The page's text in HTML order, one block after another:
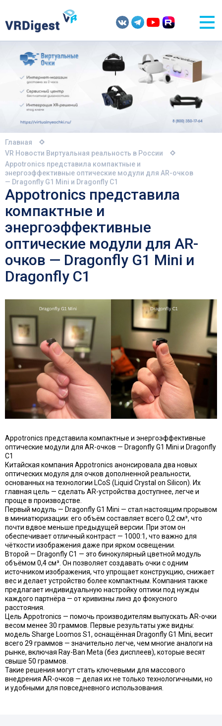
Главная
VR Новости Виртуальная реальность в России
Appotronics представила компактные и
энергоэффективные оптические модули для AR-очков
— Dragonfly G1 Mini и Dragonfly C1
Appotronics представила
компактные и
энергоэффективные
оптические модули для AR-
очков — Dragonfly G1 Mini и
Dragonfly C1
Appotronics представила компактные и энергоэффективные
оптические модули для AR-очков — Dragonfly G1 Mini и Dragonfly
C1
Китайская компания Appotronics анонсировала два новых
оптических модуля для очков дополненной реальности,
основанных на технологии LCoS (Liquid Crystal on Silicon). Их
главная цель — сделать AR-устройства доступнее, легче и
проще в производстве.
Первый модуль — Dragonfly G1 Mini — стал настоящим прорывом
в миниатюризации: его объём составляет всего 0,2 см³, что
почти вдвое меньше предыдущей версии. При этом он
обеспечивает отличный контраст — 1000:1, что важно для
чёткости изображения даже при ярком освещении.
Второй — Dragonfly C1 — это бинокулярный цветной модуль
объёмом 0,4 см³. Он позволяет создавать очки с одним
источником изображения, что упрощает конструкцию, снижает
вес и делает устройство более компактным. Компания также
предлагает индивидуальную настройку оптики под нужды
каждого партнёра — от кривизны линз до фокусного
расстояния.
Цель Appotronics — помочь производителям выпускать AR-очки
весом менее 30 граммов. Первые результаты уже видны:
модель Sharge Loomos S1, оснащённая Dragonfly G1 Mini, весит
всего 29 граммов — значительно легче, чем многие аналоги на
рынке, включая Ray-Ban Meta (без дисплеев), которые весят
свыше 50 граммов.
Такие решения могут стать ключевыми для массового
внедрения AR-очков — делая их не только технологичными, но
и удобными для повседневного использования.